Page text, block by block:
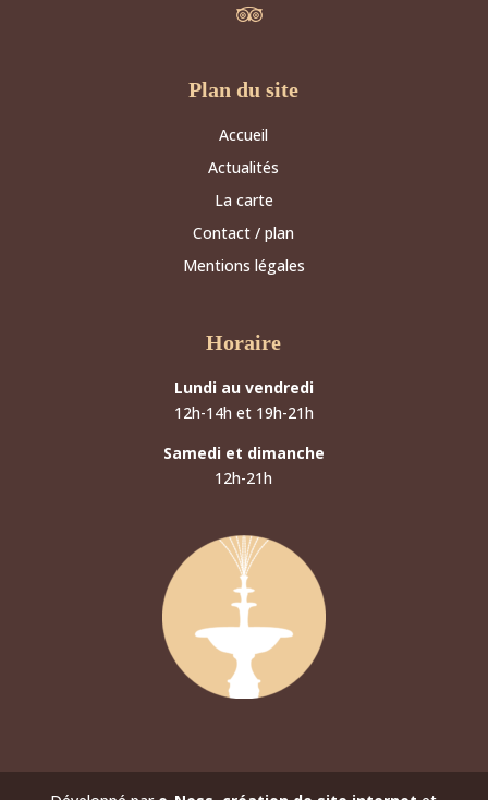
Plan du site
Accueil
Actualités
La carte
Contact / plan
Mentions légales
Horaire
Lundi au vendredi
12h-14h et 19h-21h
Samedi et dimanche
12h-21h